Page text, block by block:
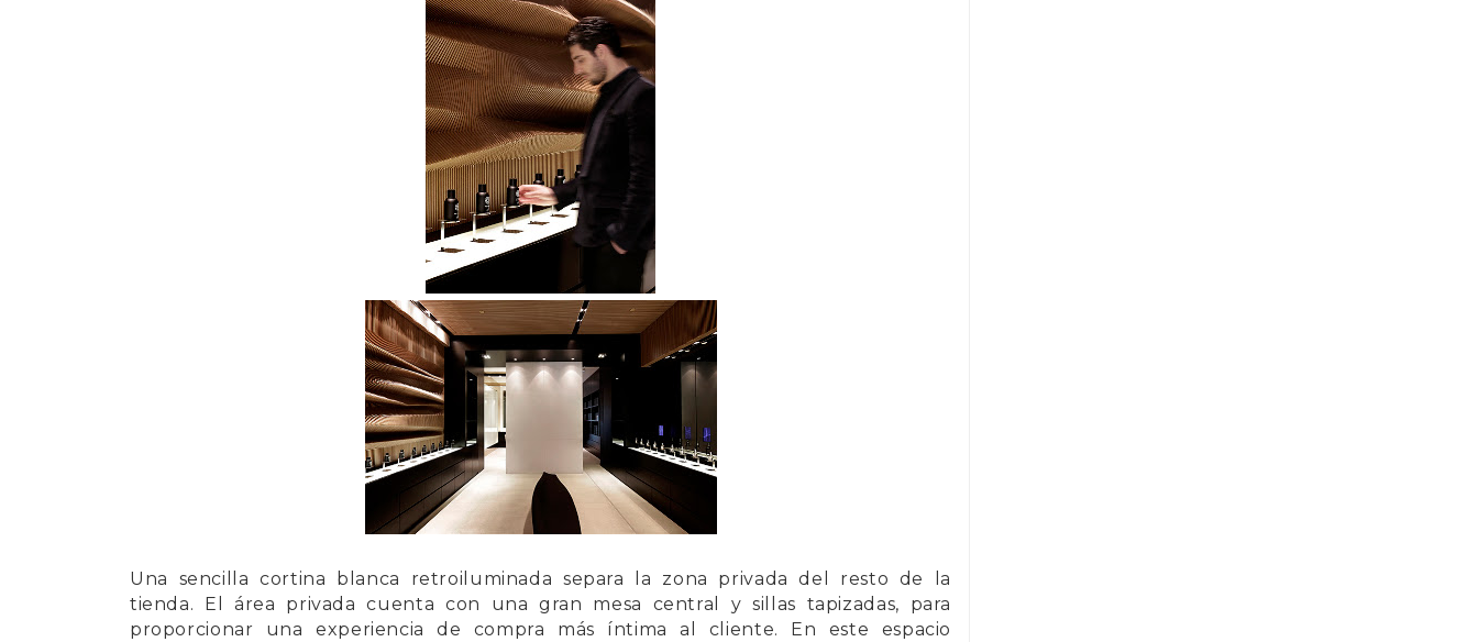
Una sencilla cortina blanca retroiluminada separa la zona privada del resto de la
tienda. El área privada cuenta con una gran mesa central y sillas tapizadas, para
proporcionar una experiencia de compra más íntima al cliente. En este espacio